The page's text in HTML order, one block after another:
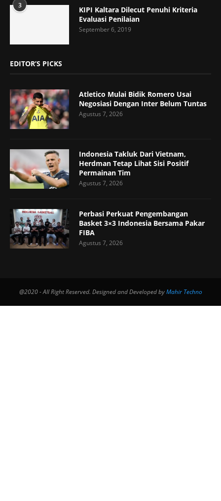
3
KIPI Kaltara Dilecut Penuhi Kriteria
Evaluasi Penilaian
September 6, 2019
EDITOR’S PICKS
Atletico Mulai Bidik Romero Usai
Negosiasi Dengan Inter Belum Tuntas
Agustus 7, 2026
Indonesia Takluk Dari Vietnam,
Herdman Tetap Lihat Sisi Positif
Permainan Tim
Agustus 7, 2026
Perbasi Perkuat Pengembangan
Basket 3×3 Indonesia Bersama Pakar
FIBA
Agustus 7, 2026
@2020 - All Right Reserved. Designed and Developed byMahir Techno